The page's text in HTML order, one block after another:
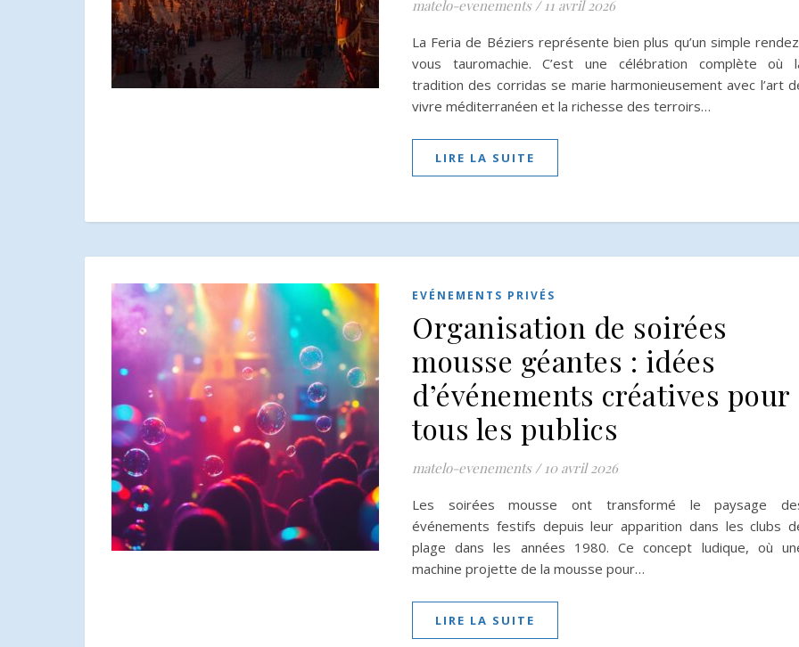
matelo-evenements / 11 avril 2026
La Feria de Béziers représente bien plus qu’un simple
vous tauromachie. C’est une célébration complète où
tradition des corridas se marie harmonieusement avec l’art
vivre méditerranéen et la richesse des terroirs…
LIRE LA SUITE
EVÉNEMENTS PRIVÉS
Organisation de soirées
mousse géantes : idées
d’événements créatives pour
tous les publics
matelo-evenements / 10 avril 2026
Les soirées mousse ont transformé le paysage
événements festifs depuis leur apparition dans les clubs
plage dans les années 1980. Ce concept ludique, où
machine projette de la mousse pour…
LIRE LA SUITE